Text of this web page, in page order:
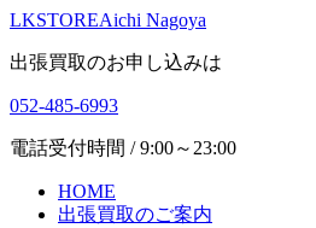
LKSTOREAichi Nagoya
出張買取のお申し込みは
052-485-6993
電話受付時間 / 9:00～23:00
HOME
出張買取のご案内